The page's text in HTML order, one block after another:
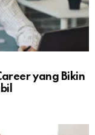
yang Bikin